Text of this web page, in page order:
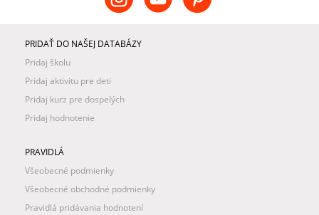
PRIDAŤ DO NAŠEJ DATABÁZY
Pridaj školu
Pridaj aktivitu pre deti
Pridaj kurz pre dospelých
Pridaj hodnotenie
PRAVIDLÁ
Všeobecné podmienky
Všeobecné obchodné podmienky
Pravidlá pridávania hodnotení